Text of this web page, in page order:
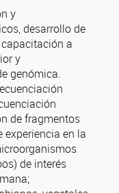
y
desarrollo de
a
y
genómica.
de fragmentos
experiencia en la
de interés